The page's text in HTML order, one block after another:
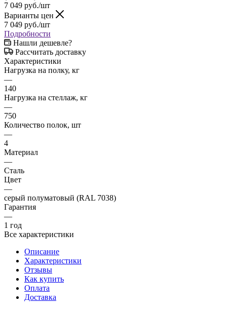
7 049 руб./шт
Варианты цен
7 049 руб./шт
Подробности
Нашли дешевле?
Рассчитать доставку
Характеристики
Нагрузка на полку, кг
—
140
Нагрузка на стеллаж, кг
—
750
Количество полок, шт
—
4
Материал
—
Сталь
Цвет
—
серый полуматовый (RAL 7038)
Гарантия
—
1 год
Все характеристики
Описание
Характеристики
Отзывы
Как купить
Оплата
Доставка